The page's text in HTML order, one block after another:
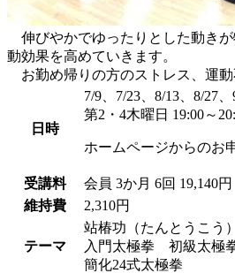
伸びやかでゆったりとした動き
動効果を高めていきます。
お勤め帰りの方のストレス、運動
日時
7/9、7/23、8/13、8/27
第2・4木曜日 19:00～
ホームページからのお
受講料 会員 3か月 6回 19,140
維持費
2,310円
テーマ
站椿功（たんとうこう）
入門太極拳 初級太極
簡化24式太極拳